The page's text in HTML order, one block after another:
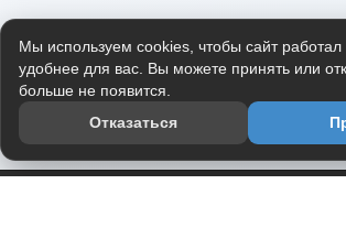
Мы используем cookies, чтобы сайт работал
удобнее для вас. Вы можете принять или
больше не появится.
Отказаться